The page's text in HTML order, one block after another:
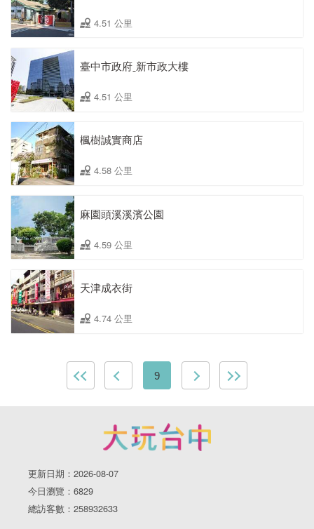
4.51 公里
臺中市政府ˍ新市政大樓
4.51 公里
楓樹誠實商店
4.58 公里
麻園頭溪溪濱公園
4.59 公里
天津成衣街
4.74 公里
9
更新日期：2026-08-07
今日瀏覽：6829
總訪客數：258932633